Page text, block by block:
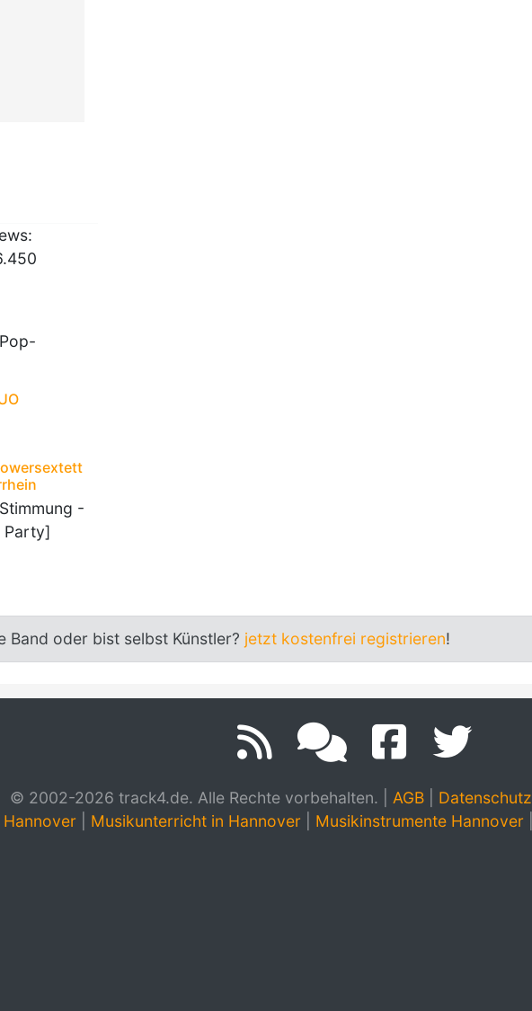
-
Party]
Band oder bist selbst Künstler? jetzt kostenfrei registrieren!
© 2002-2026 track4.de. Alle Rechte vorbehalten. AGB| Datenschutz
Musikunterricht in Hannover Musikinstrumente Hannover